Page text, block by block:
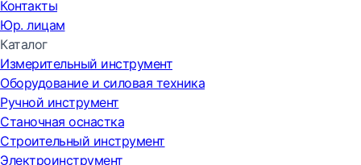
Контакты
Юр. лицам
Каталог
Измерительный инструмент
Оборудование и силовая техника
Ручной инструмент
Станочная оснастка
Строительный инструмент
Электроинструмент